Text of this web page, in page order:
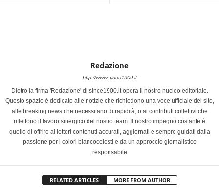
Redazione
http://www.since1900.it
Dietro la firma 'Redazione' di since1900.it opera il nostro nucleo editoriale.
Questo spazio è dedicato alle notizie che richiedono una voce ufficiale del sito,
alle breaking news che necessitano di rapidità, o ai contributi collettivi che
riflettono il lavoro sinergico del nostro team. Il nostro impegno costante è
quello di offrire ai lettori contenuti accurati, aggiornati e sempre guidati dalla
passione per i colori biancocelesti e da un approccio giornalistico
responsabile
RELATED ARTICLES MORE FROM AUTHOR